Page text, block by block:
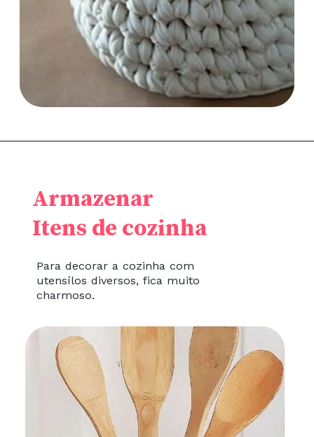
Para decorar a cozinha com
utensílos diversos, fica muito
charmoso.
Armazenar
Itens de cozinha